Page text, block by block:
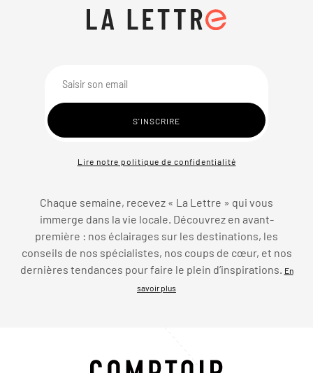
Lire notre politique de confidentialité
Chaque semaine, recevez « La Lettre » qui vous
immerge dans la vie locale. Découvrez en avant-
première : nos éclairages sur les destinations, les
conseils de nos spécialistes, nos coups de cœur, et nos
dernières tendances pour faire le plein d’inspirations. En
savoir plus